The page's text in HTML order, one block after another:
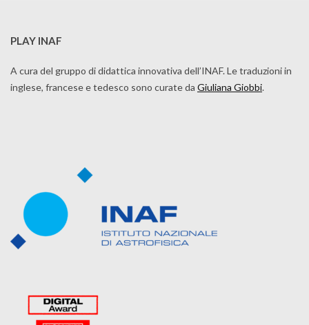
PLAY INAF
A cura del gruppo di didattica innovativa dell’INAF. Le traduzioni in
inglese, francese e tedesco sono curate da Giuliana Giobbi.